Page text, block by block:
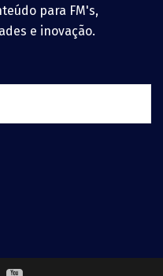
para FM's,
e inovação.